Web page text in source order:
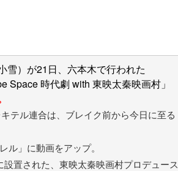
雪）が21日、六本木で行われた
Space 時代劇 with 東映太秦映画村」
テル連合は、ブレイク前から今日に至る
ル」に動画をアップ。
置された、東映太秦映画村プロデュース